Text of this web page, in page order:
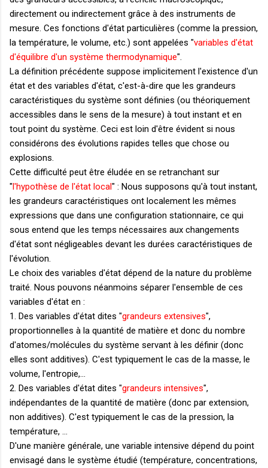
directement ou indirectement grâce à des instruments de
mesure. Ces fonctions d'état particulières (comme la pression,
la température, le volume, etc.) sont appelées "variables d'état
d'équilibre d'un système thermodynamique".
La définition précédente suppose implicitement l'existence d'un
état et des variables d'état, c'est-à-dire que les grandeurs
caractéristiques du système sont définies (ou théoriquement
accessibles dans le sens de la mesure) à tout instant et en
tout point du système. Ceci est loin d'être évident si nous
considérons des évolutions rapides telles que chose ou
explosions.
Cette difficulté peut être éludée en se retranchant sur
" l'hypothèse de l'état local" : Nous supposons qu'à tout instant,
les grandeurs caractéristiques ont localement les mêmes
expressions que dans une configuration stationnaire, ce qui
sous entend que les temps nécessaires aux changements
d'état sont négligeables devant les durées caractéristiques de
l'évolution.
Le choix des variables d'état dépend de la nature du problème
traité. Nous pouvons néanmoins séparer l'ensemble de ces
variables d'état en :
1. Des variables d'état dites "grandeurs extensives",
proportionnelles à la quantité de matière et donc du nombre
d'atomes/molécules du système servant à les définir (donc
elles sont additives). C'est typiquement le cas de la masse, le
volume, l'entropie,...
2. Des variables d'état dites "grandeurs intensives",
indépendantes de la quantité de matière (donc par extension,
non additives). C'est typiquement le cas de la pression, la
température, ...
D'une manière générale, une variable intensive dépend du point
envisagé dans le système étudié (température, concentrations,